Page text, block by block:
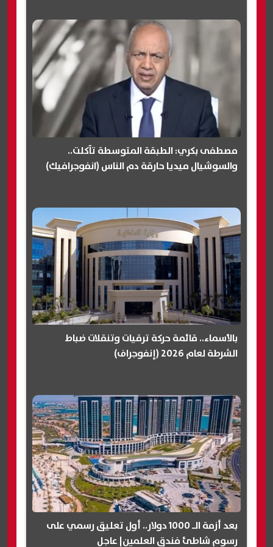
مصطفى بكري: الطبقة المتوسطة تآكلت..
والسوشيال ميديا حارقة دم الناس (انفوجرافيك)
بالأسماء.. قائمة حركة ترقيات وتنقلات ضباط
الشرطة لعام 2026 (إنفوجراف)
بعد أزمة الـ 1000 دولار.. أول تعليق رسمي على
رسوم شاطئ فندق العلمين| عاجل